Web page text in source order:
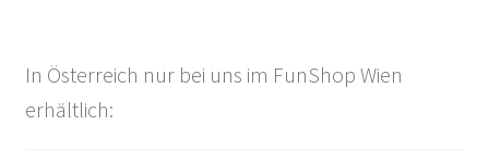
In Österreich nur bei uns im FunShop Wien
erhältlich: